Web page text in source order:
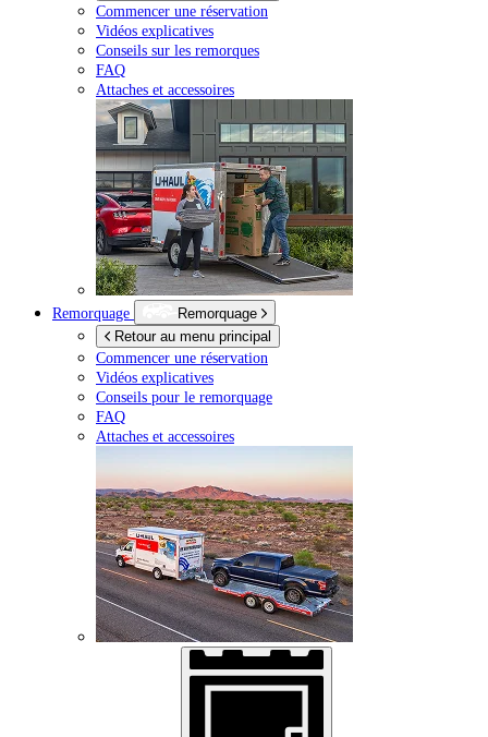
Commencer une réservation
Vidéos explicatives
Conseils sur les remorques
FAQ
Attaches et accessoires
Remorquage
Remorquage
Retour au menu principal
Commencer une réservation
Vidéos explicatives
Conseils pour le remorquage
FAQ
Attaches et accessoires